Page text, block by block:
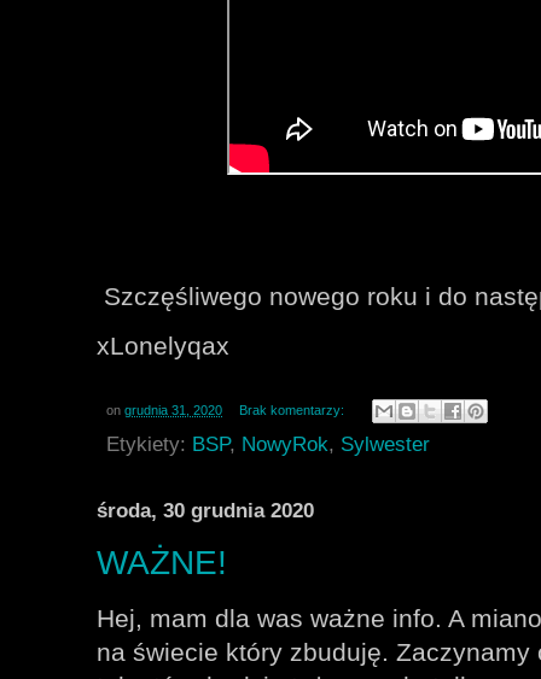
Szczęśliwego nowego roku i do
xLonelyqax
on grudnia 31, 2020 Brak komentarzy:
Etykiety: BSP, NowyRok, Sylwester
środa, 30 grudnia 2020
WAŻNE!
Hej, mam dla was ważne info. A
na świecie który zbuduję.